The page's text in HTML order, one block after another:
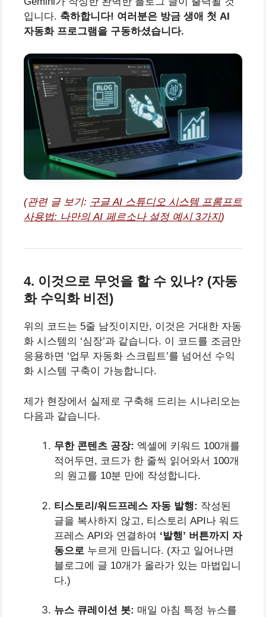
입니다. 축하합니다! 여러분은 방금 생애 첫 AI
자동화 프로그램을 구동하셨습니다.
(관련 글 보기: 구글 AI 스튜디오 시스템 프롬프트
사용법: 나만의 AI 페르소나 설정 예시 3가지)
4. 이것으로 무엇을 할 수 있나? (자동
화 수익화 비전)
위의 코드는 5줄 남짓이지만, 이것은 거대한 자동
화 시스템의 ‘심장’과 같습니다. 이 코드를 조금만
응용하면 ‘업무 자동화 스크립트’를 넘어선 수익
화 시스템 구축이 가능합니다.
제가 현장에서 실제로 구축해 드리는 시나리오는
다음과 같습니다.
무한 콘텐츠 공장: 엑셀에 키워드 100개를
적어두면, 코드가 한 줄씩 읽어와서 100개
의 원고를 10분 만에 작성합니다.
티스토리/워드프레스 자동 발행: 작성된
글을 복사하지 않고, 티스토리 API나 워드
프레스 API와 연결하여 ‘발행’ 버튼까지 자
동으로 누르게 만듭니다. (자고 일어나면
블로그에 글 10개가 올라가 있는 마법입니
다.)
뉴스 큐레이션 봇: 매일 아침 특정 뉴스를